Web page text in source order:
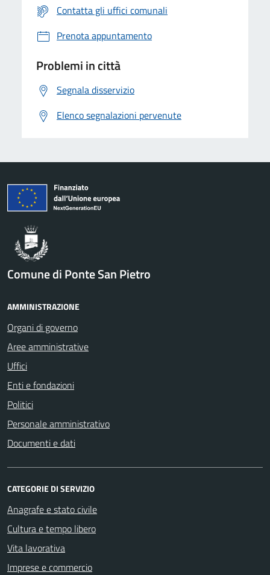
Contatta gli uffici comunali
Prenota appuntamento
Problemi in città
Segnala disservizio
Elenco segnalazioni pervenute
Comune di Ponte San Pietro
AMMINISTRAZIONE
Organi di governo
Aree amministrative
Uffici
Enti e fondazioni
Politici
Personale amministrativo
Documenti e dati
CATEGORIE DI SERVIZIO
Anagrafe e stato civile
Cultura e tempo libero
Vita lavorativa
Imprese e commercio